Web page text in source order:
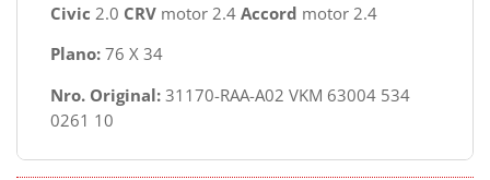
Civic 2.0 CRV motor 2.4 Accord motor 2.4
Plano: 76 X 34
Nro. Original: 31170-RAA-A02 VKM 63004 534
0261 10